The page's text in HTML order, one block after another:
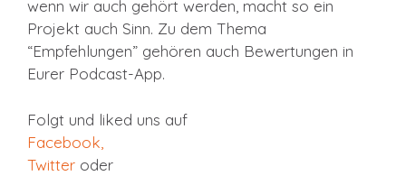
wenn wir auch gehört werden, macht so ein
Projekt auch Sinn. Zu dem Thema
“Empfehlungen” gehören auch Bewertungen in
Eurer Podcast-App.
Folgt und liked uns auf
Facebook
Twitter oder